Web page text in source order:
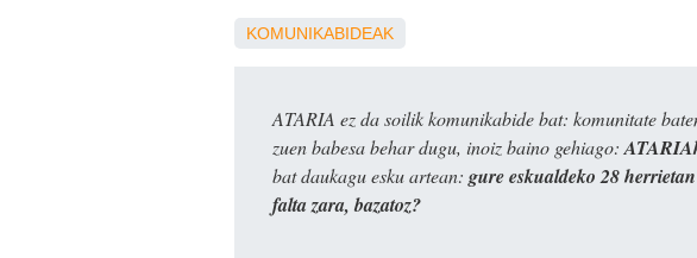
KOMUNIKABIDEAK
ATARIA ez da soilik komunikabide bat: komunitate
zuen babesa behar dugu, inoiz baino gehiago:
bat daukagu esku artean: gure eskualdeko 28
falta zara, bazatoz?